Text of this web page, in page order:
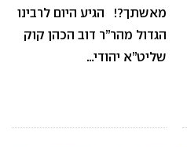
מאשתך?! הגיע היום לרבינו
הגדול מהר”ר דוב הכהן קוק
שליט”א יהודי…